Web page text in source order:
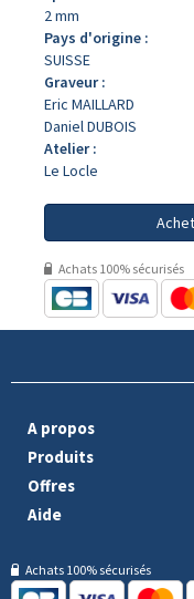
2 mm
Pays d'origine :
SUISSE
Graveur :
Eric MAILLARD
Daniel DUBOIS
Atelier :
Le Locle
Achats 100% sécurisés
A propos
Produits
Offres
Aide
Achats 100% sécurisés